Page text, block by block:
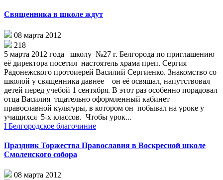
Священника в школе ждут
08 марта 2012
218
5 марта 2012 года школу №27 г. Белгорода по приглашению
её директора посетил настоятель храма преп. Сергия
Радонежского протоиерей Василий Сергиенко. Знакомство со
школой у священника давнее – он её освящал, напутствовал
детей перед учебой 1 сентября. В этот раз особенно порадовал
отца Василия тщательно оформленный кабинет
православной культуры, в котором он побывал на уроке у
учащихся 5-х классов. Чтобы урок...
I Белгородское благочиние
Праздник Торжества Православия в Воскресной школе
Смоленского собора
08 марта 2012